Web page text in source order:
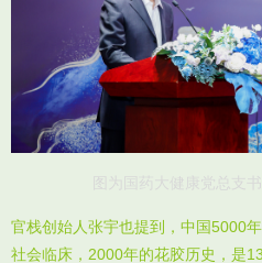
图为国药大健康党总支
官栈创始人张宇也提到，中国5000
社会临床，2000年的花胶历史，是